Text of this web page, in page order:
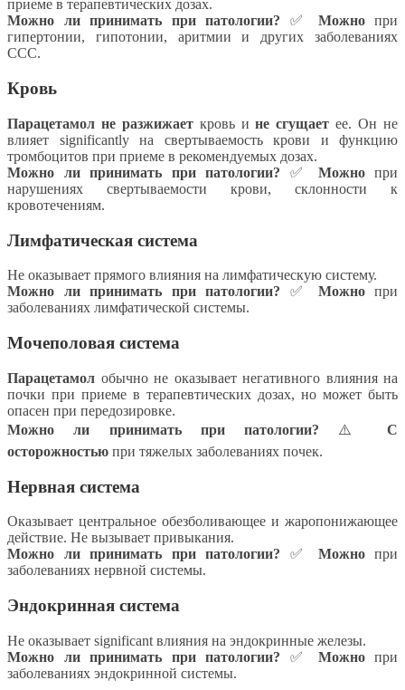
приеме в терапевтических дозах.
Можно ли принимать при патологии? ✅ Можнопри
гипертонии, гипотонии, аритмии и других заболеваниях
ССС.
Кровь
Парацетамол не разжижаеткровь ине сгущает ее. Он не
влияет significantly на свертываемость крови и функцию
тромбоцитов при приеме в рекомендуемых дозах.
Можно ли принимать при патологии? ✅ Можнопри
нарушениях свертываемости крови, склонности к
кровотечениям.
Лимфатическая система
Не оказывает прямого влияния на лимфатическую систему.
Можно ли принимать при патологии? ✅ Можнопри
заболеваниях лимфатической системы.
Мочеполовая система
Парацетамол обычно не оказывает негативного влияния на
почки при приеме в терапевтических дозах, но может быть
опасен при передозировке.
Можно ли принимать при патологии? ⚠️С
осторожностью при тяжелых заболеваниях почек.
Нервная система
Оказывает центральное обезболивающее и жаропонижающее
действие. Не вызывает привыкания.
Можно ли принимать при патологии? ✅ Можнопри
заболеваниях нервной системы.
Эндокринная система
Не оказывает significant влияния на эндокринные железы.
Можно ли принимать при патологии? ✅ Можнопри
заболеваниях эндокринной системы.